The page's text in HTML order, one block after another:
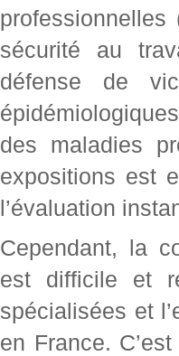
sécurité au
défense de
des maladies
expositions est
l’évaluation
Cependant, la
est difficile et
spécialisées et
en France.